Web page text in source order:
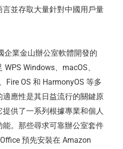
並存取大量針對中國用戶量
企業金山辦公室軟體開發的
Windows、macOS、
Fire OS 和 HarmonyOS 等多
應性是其日益流行的關鍵原
供了一系列根據專業和個人
。那些尋求可靠辦公室套件
預先安裝在 Amazon